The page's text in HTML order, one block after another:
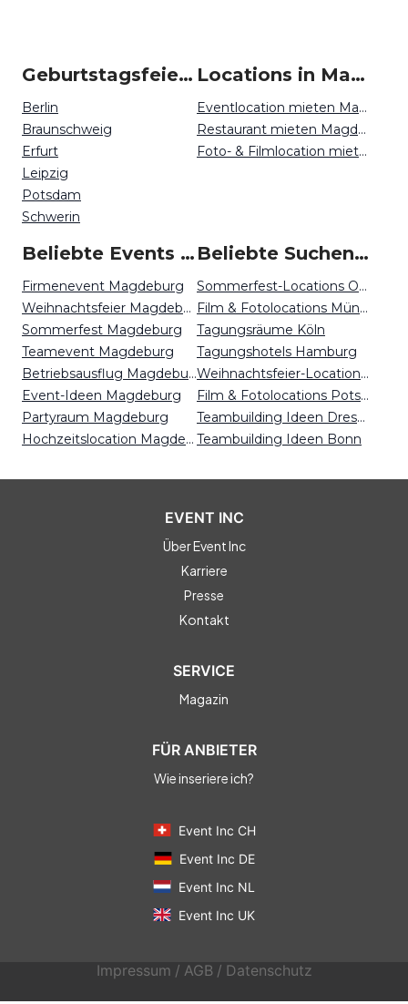
Geburtstagsfeiern um Magdeburg
Berlin
Braunschweig
Erfurt
Leipzig
Potsdam
Schwerin
Locations in Magdeburg mieten
Eventlocation mieten Magdeburg
Restaurant mieten Magdeburg
Foto- & Filmlocation mieten Magdeburg
Beliebte Events in Magdeburg
Firmenevent Magdeburg
Weihnachtsfeier Magdeburg
Sommerfest Magdeburg
Teamevent Magdeburg
Betriebsausflug Magdeburg
Event-Ideen Magdeburg
Partyraum Magdeburg
Hochzeitslocation Magdeburg
Beliebte Suchen auf Event Inc
Sommerfest-Locations Osnabrück
Film & Fotolocations München
Tagungsräume Köln
Tagungshotels Hamburg
Weihnachtsfeier-Locations Köln
Film & Fotolocations Potsdam
Teambuilding Ideen Dresden
Teambuilding Ideen Bonn
EVENT INC
Über Event Inc
Karriere
Presse
Kontakt
SERVICE
Magazin
FÜR ANBIETER
Wie inseriere ich?
Event Inc CH
Event Inc DE
Event Inc NL
Event Inc UK
Impressum / AGB / Datenschutz